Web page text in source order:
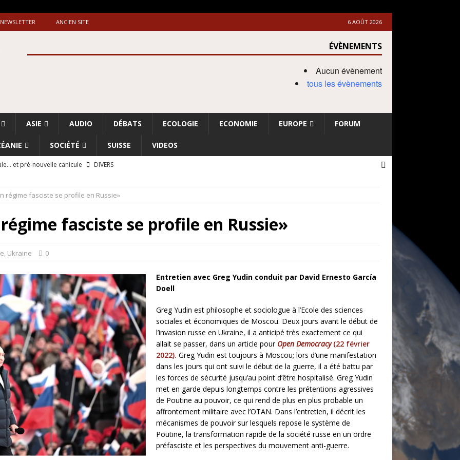
NEWSLETTER ANCIEN SITE 6 AOÛT 2026
ÉVÈNEMENTS
Aucun évènement
tous les évènements
ASIE AUDIO DÉBATS ECOLOGIE ECONOMIE EUROPE FORUM
SOCIÉTÉ SUISSE VIDEOS
et pré-nouvelle canicule
DIVERS
du nettoyage ethnique en Cisjordanie et à Gaza
ISRAËL
sur la “fraude électorale” était une blague de mauvais goût…
comptent: l’urgence de la démilitarisation de la Police militaire
régime fasciste se profile en Russie»
fasciste se profile en Russie»
, Ukraine 0
Entretien avec Greg Yudin conduit par David Ernesto García
Doell
Greg Yudin est philosophe et sociologue à l’Ecole des sciences
sociales et économiques de Moscou. Deux jours avant le début de
l’invasion russe en Ukraine, il a anticipé très exactement ce qui
allait se passer, dans un article pour Open Democracy(22 février
2022). Greg Yudin est toujours à Moscou; lors d’une manifestation
dans les jours qui ont suivi le début de la guerre, il a été battu par
les forces de sécurité jusqu’au point d’être hospitalisé. Greg Yudin
met en garde depuis longtemps contre les prétentions agressives
de Poutine au pouvoir, ce qui rend de plus en plus probable un
affrontement militaire avec l’OTAN. Dans l’entretien, il décrit les
mécanismes de pouvoir sur lesquels repose le système de
Poutine, la transformation rapide de la société russe en un ordre
préfasciste et les perspectives du mouvement anti-guerre.